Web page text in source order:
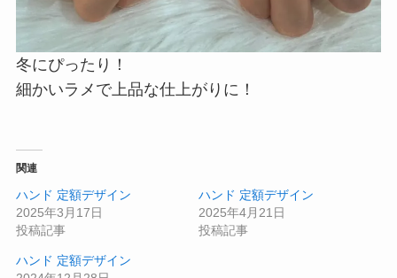
冬にぴったり！
細かいラメで上品な仕上がりに！
関連
ハンド 定額デザイン
2025年3月17日
投稿記事
ハンド 定額デザイン
2025年4月21日
投稿記事
ハンド 定額デザイン